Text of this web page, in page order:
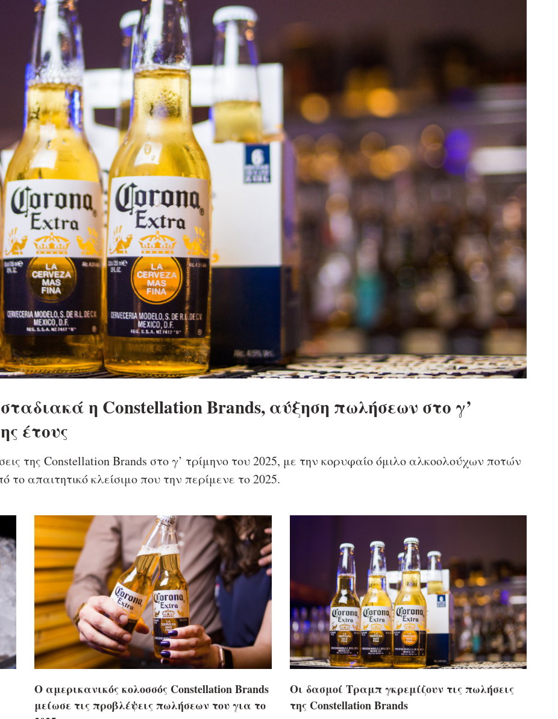
η Constellation Brands, αύξηση πωλήσεων στο γ’
έτους
της Constellation Brands στο γ’ τρίμηνο του 2025, με την κορυφαίο όμιλο αλκοολούχων ποτών
απαιτητικό κλείσιμο που την περίμενε το 2025.
O αμερικανικός κολοσσός Constellation Brands
μείωσε τις προβλέψεις πωλήσεων του για το
Οι δασμοί Τραμπ γκρεμίζουν τις πωλήσεις
της Constellation Brands